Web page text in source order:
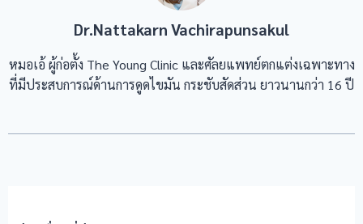
Dr.Nattakarn Vachirapunsakul
หมอเอ้ ผู้ก่อตั้ง The Young Clinic และศัลยแพทย์ตกแต่งเฉพาะทาง
ที่มีประสบการณ์ด้านการดูดไขมัน กระชับสัดส่วน ยาวนานกว่า 16 ปี